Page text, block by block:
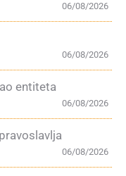
06/08/2026
06/08/2026
entiteta
06/08/2026
06/08/2026